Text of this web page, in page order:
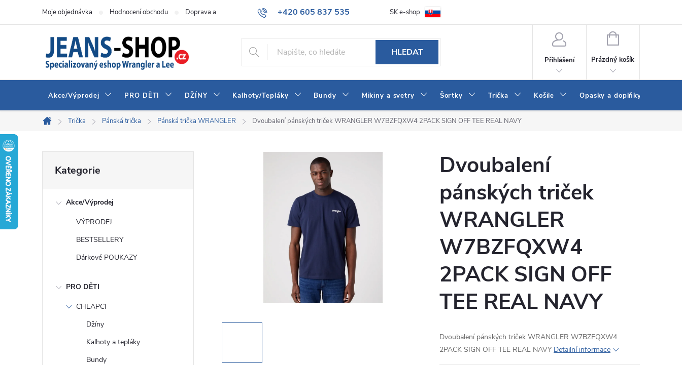
+420 605 837 535
info@jeans-shop.cz
Moje objednávka Hodnocení obchodu Doprava a platba Obchodní podmínky Naše prodejna Blog Kontakt
SK e-shop
HLEDAT
Přihlášení
NÁKUPNÍ
Prázdný košík
Akce/Výprodej PRO DĚTI DŽÍNY Kalhoty/Tepláky Bundy Mikiny a svetry Šortky Trička Košile Opasky a doplňky
Domů
Trička Pánská trička Pánská trička WRANGLER Dvoubalení pánských triček WRANGLER W7BZFQXW4 2PACK SIGN OFF TEE REAL NAVY
kategorie
Kategorie
Akce/Výprodej
VÝPRODEJ
BESTSELLERY
Dárkové POUKAZY
PRO DĚTI
CHLAPCI
Džíny
Kalhoty a tepláky
Bundy
Dvoubalení
pánských triček
WRANGLER
W7BZFQXW4
2PACK SIGN OFF
TEE REAL NAVY
Dvoubalení pánských triček WRANGLER W7BZFQXW4
2PACK SIGN OFF TEE REAL NAVY Detailní informace